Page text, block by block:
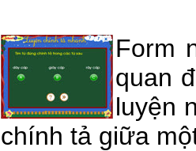
Form
quan
luyện
chính tả giữa